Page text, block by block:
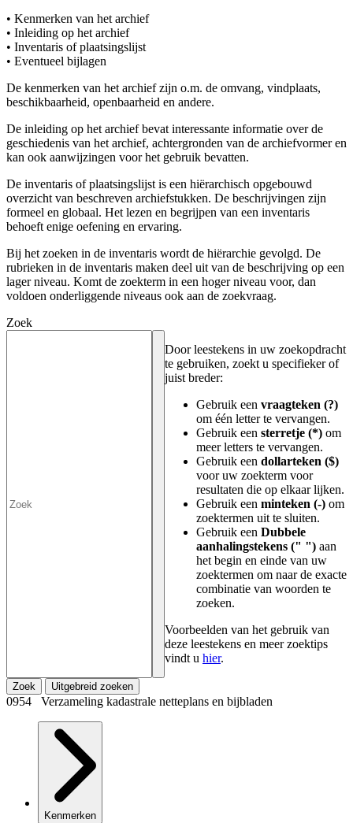
• Kenmerken van het archief
• Inleiding op het archief
• Inventaris of plaatsingslijst
• Eventueel bijlagen
De kenmerken van het archief zijn o.m. de omvang, vindplaats,
beschikbaarheid, openbaarheid en andere.
De inleiding op het archief bevat interessante informatie over de
geschiedenis van het archief, achtergronden van de archiefvormer en
kan ook aanwijzingen voor het gebruik bevatten.
De inventaris of plaatsingslijst is een hiërarchisch opgebouwd
overzicht van beschreven archiefstukken. De beschrijvingen zijn
formeel en globaal. Het lezen en begrijpen van een inventaris
behoeft enige oefening en ervaring.
Bij het zoeken in de inventaris wordt de hiërarchie gevolgd. De
rubrieken in de inventaris maken deel uit van de beschrijving op een
lager niveau. Komt de zoekterm in een hoger niveau voor, dan
voldoen onderliggende niveaus ook aan de zoekvraag.
Zoek
Door leestekens in uw zoekopdracht
te gebruiken, zoekt u specifieker of
juist breder:
Gebruik een vraagteken (?)
om één letter te vervangen.
Gebruik een sterretje (*) om
meer letters te vervangen.
Gebruik een dollarteken ($)
voor uw zoekterm voor
resultaten die op elkaar lijken.
Gebruik een minteken (-) om
zoektermen uit te sluiten.
Gebruik een Dubbele
aanhalingstekens (" ") aan
het begin en einde van uw
zoektermen om naar de exacte
combinatie van woorden te
zoeken.
Voorbeelden van het gebruik van
deze leestekens en meer zoektips
vindt u hier.
Zoek Uitgebreid zoeken
0954 Verzameling kadastrale netteplans en bijbladen
Kenmerken